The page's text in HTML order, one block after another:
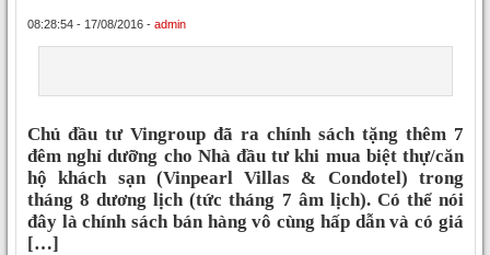
08:28:54 - 17/08/2016 - admin
Chủ đầu tư Vingroup đã ra chính sách tặng thêm 7
đêm nghỉ dưỡng cho Nhà đầu tư khi mua biệt thự/căn
hộ khách sạn (Vinpearl Villas & Condotel) trong
tháng 8 dương lịch (tức tháng 7 âm lịch). Có thể nói
đây là chính sách bán hàng vô cùng hấp dẫn và có giá
[…]